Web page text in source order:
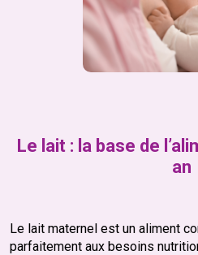
Le lait : la base de
an
Le lait maternel est un aliment
parfaitement aux besoins